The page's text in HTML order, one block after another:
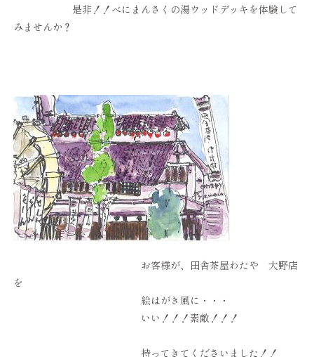
是非！！べにまんさくの湯ウッドデッキを体験して
みませんか？
お客様が、田舎茶屋わたや 大野店
を
絵はがき風に・・・
いい！！！素敵！！！
持ってきてくださいました！！